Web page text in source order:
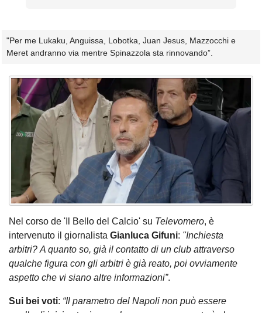
"Per me Lukaku, Anguissa, Lobotka, Juan Jesus, Mazzocchi e
Meret andranno via mentre Spinazzola sta rinnovando”.
Nel corso de 'Il Bello del Calcio' su Televomero, è
intervenuto il giornalista Gianluca Gifuni: "Inchiesta
arbitri? A quanto so, già il contatto di un club attraverso
qualche figura con gli arbitri è già reato, poi ovviamente
aspetto che vi siano altre informazioni”.
Sui bei voti: “Il parametro del Napoli non può essere